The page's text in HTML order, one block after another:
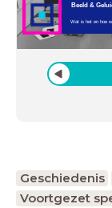
Wat is het en hoe
Beeld &
Geschiedenis
Voortgezet